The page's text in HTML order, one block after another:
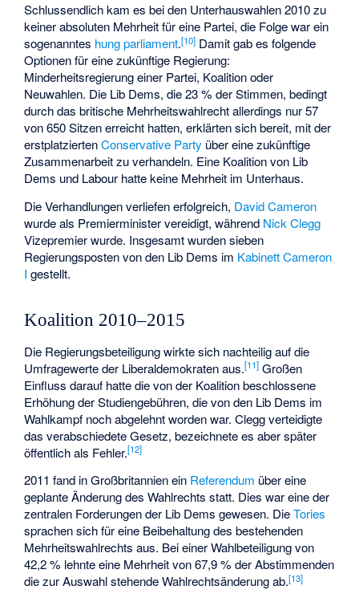
Schlussendlich kam es bei den Unterhauswahlen 2010 zu
keiner absoluten Mehrheit für eine Partei, die Folge war ein
sogenanntes hung parliament.[10] Damit gab es folgende
Optionen für eine zukünftige Regierung:
Minderheitsregierung einer Partei, Koalition oder
Neuwahlen. Die Lib Dems, die 23 % der Stimmen, bedingt
durch das britische Mehrheitswahlrecht allerdings nur 57
von 650 Sitzen erreicht hatten, erklärten sich bereit, mit der
erstplatziertenConservative Party über eine zukünftige
Zusammenarbeit zu verhandeln. Eine Koalition von Lib
Dems und Labour hatte keine Mehrheit im Unterhaus.
Die Verhandlungen verliefen erfolgreich, David Cameron
wurde als Premierminister vereidigt, während Nick Clegg
Vizepremier wurde. Insgesamt wurden sieben
Regierungsposten von den Lib Dems im Kabinett Cameron
I gestellt.
Koalition 2010–2015
Die Regierungsbeteiligung wirkte sich nachteilig auf die
Umfragewerte der Liberaldemokraten aus.[11] Großen
Einfluss darauf hatte die von der Koalition beschlossene
Erhöhung der Studiengebühren, die von den Lib Dems im
Wahlkampf noch abgelehnt worden war. Clegg verteidigte
das verabschiedete Gesetz, bezeichnete es aber später
öffentlich als Fehler.[12]
2011 fand in Großbritannien ein Referendum über eine
geplante Änderung des Wahlrechts statt. Dies war eine der
zentralen Forderungen der Lib Dems gewesen. DieTories
sprachen sich für eine Beibehaltung des bestehenden
Mehrheitswahlrechts aus. Bei einer Wahlbeteiligung von
42,2 % lehnte eine Mehrheit von 67,9 % der Abstimmenden
die zur Auswahl stehende Wahlrechtsänderung ab.[13]